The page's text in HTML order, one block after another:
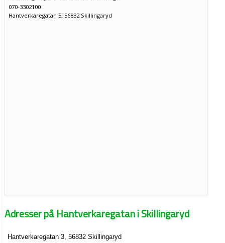
070-3302100
Hantverkaregatan 5, 56832 Skillingaryd
Adresser på Hantverkaregatan i Skillingaryd
Hantverkaregatan 3, 56832 Skillingaryd